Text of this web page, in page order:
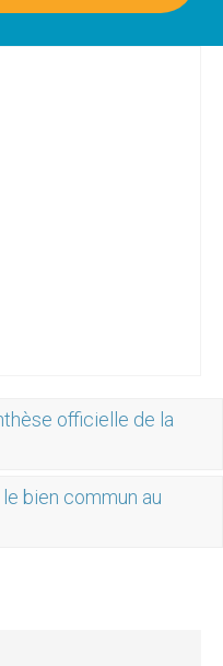
officielle de la
bien commun au